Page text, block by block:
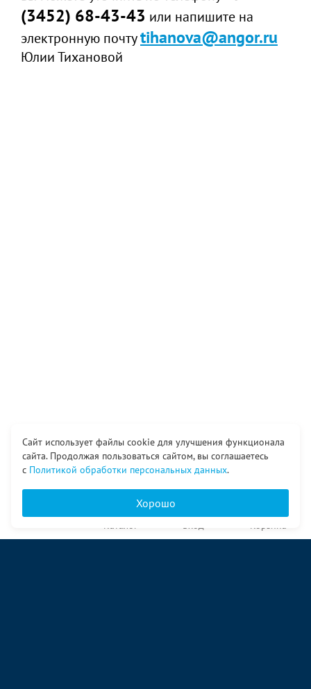
(3452) 68-43-43 или напишите на
электронную почтуtihanova@angor.ru
Юлии Тихановой
Сайт использует файлы cookie для улучшения функционала
сайта. Продолжая пользоваться сайтом, вы соглашаетесь
с Политикой обработки персональных данных.
Хорошо